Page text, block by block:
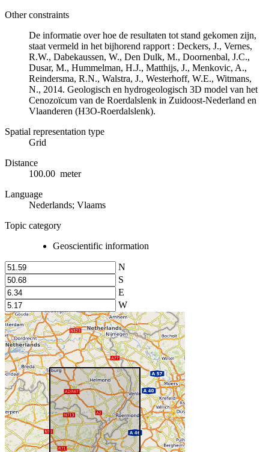
Other constraints
De informatie over hoe de resultaten tot stand gekomen zijn,
staat vermeld in het bijhorend rapport : Deckers, J., Vernes,
R.W., Dabekaussen, W., Den Dulk, M., Doornenbal, J.C.,
Dusar, M., Hummelman, H.J., Matthijs, J., Menkovic, A.,
Reindersma, R.N., Walstra, J., Westerhoff, W.E., Witmans,
N., 2014. Geologisch en hydrogeologisch 3D model van het
Cenozoïcum van de Roerdalslenk in Zuidoost-Nederland en
Vlaanderen (H3O-Roerdalslenk).
Spatial representation type
Grid
Distance
100.00 meter
Language
Nederlands; Vlaams
Topic category
Geoscientific information
N
S
E
W